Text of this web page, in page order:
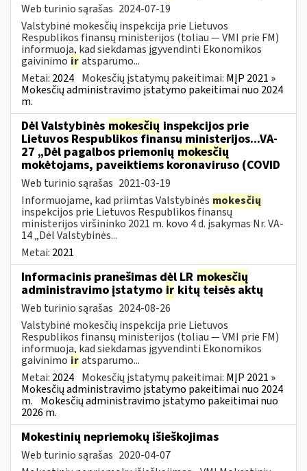
Web turinio sąrašas 2024-07-19
Valstybinė mokesčių inspekcija prie Lietuvos
Respublikos finansų ministerijos (toliau — VMI prie FM)
informuoja, kad siekdamas įgyvendinti Ekonomikos
gaivinimo iratsparumo...
Metai: 2024 Mokesčių įstatymų pakeitimai: MĮP 2021 »
Mokesčių administravimo įstatymo pakeitimai nuo 2024
m.
Dėl Valstybinės mokesčių inspekcijos prie
Lietuvos Respublikos finansų ministerijos...VA-
27 „Dėl pagalbos priemonių mokesčių
mokėtojams, paveiktiems koronaviruso (COVID
Web turinio sąrašas 2021-03-19
Informuojame, kad priimtas Valstybinės mokesčių
inspekcijos prie Lietuvos Respublikos finansų
ministerijos viršininko 2021 m. kovo 4 d. įsakymas Nr. VA-
14 „Dėl Valstybinės...
Metai: 2021
Informacinis pranešimas dėl LR mokesčių
administravimo įstatymo ir kitų teisės aktų
Web turinio sąrašas 2024-08-26
Valstybinė mokesčių inspekcija prie Lietuvos
Respublikos finansų ministerijos (toliau — VMI prie FM)
informuoja, kad siekdamas įgyvendinti Ekonomikos
gaivinimo iratsparumo...
Metai: 2024 Mokesčių įstatymų pakeitimai: MĮP 2021 »
Mokesčių administravimo įstatymo pakeitimai nuo 2024
m. Mokesčių administravimo įstatymo pakeitimai nuo
2026 m.
Mokestinių nepriemokų išieškojimas
Web turinio sąrašas 2020-04-07